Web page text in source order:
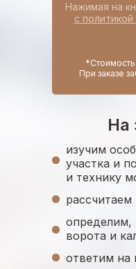
На
При заказе
изучим
участка и
и технику
определим,
ворота и
ответим на
Нажимая на
с